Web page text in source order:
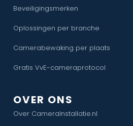
Beveiligingsmerken
Oplossingen per branche
Camerabewaking per plaats
Gratis VvE-cameraprotocol
OVER ONS
Over CameraInstallatie.nl